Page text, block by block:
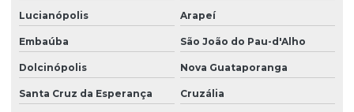
Lucianópolis Arapeí
Embaúba São João do Pau-d'Alho
Dolcinópolis Nova Guataporanga
Santa Cruz da Esperança Cruzália